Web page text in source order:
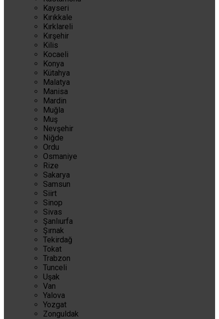
Kayseri
Kırıkkale
Kırklareli
Kırşehir
Kilis
Kocaeli
Konya
Kütahya
Malatya
Manisa
Mardin
Muğla
Muş
Nevşehir
Niğde
Ordu
Osmaniye
Rize
Sakarya
Samsun
Siirt
Sinop
Sivas
Şanlıurfa
Şırnak
Tekirdağ
Tokat
Trabzon
Tunceli
Uşak
Van
Yalova
Yozgat
Zonguldak